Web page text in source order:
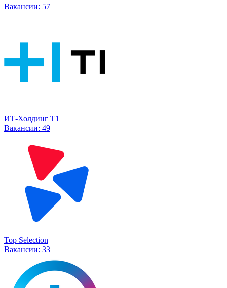
Вакансии: 57
ИТ-Холдинг Т1
Вакансии: 49
Top Selection
Вакансии: 33